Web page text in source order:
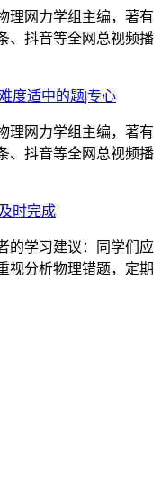
理网力学组主编，著有
、抖音等全网总视频播
度适中的题|专心
理网力学组主编，著有
、抖音等全网总视频播
时完成
的学习建议：同学们应
视分析物理错题，定期